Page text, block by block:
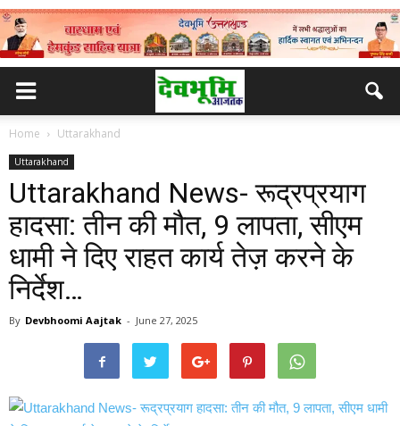
Home Uttarakhand
Uttarakhand
Uttarakhand News- रूद्रप्रयाग
हादसा: तीन की मौत, 9 लापता, सीएम
धामी ने दिए राहत कार्य तेज़ करने के
निर्देश…
By Devbhoomi Aajtak - June 27, 2025